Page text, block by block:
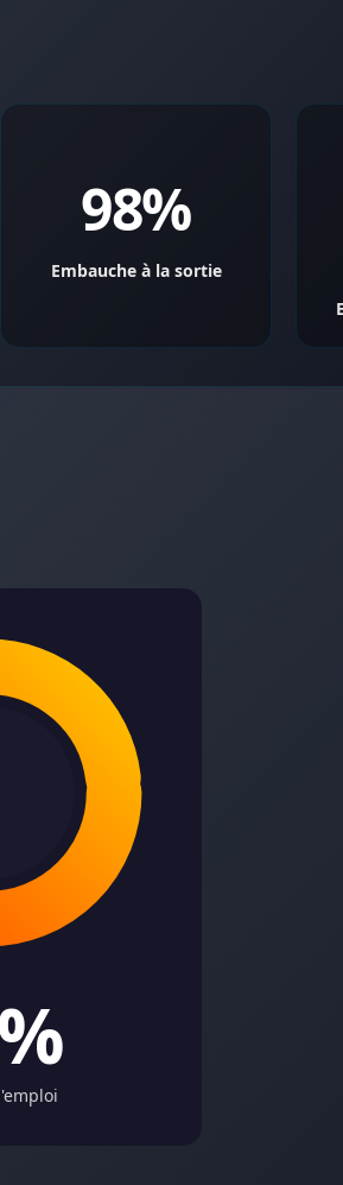
98%
Embauche à la sortie